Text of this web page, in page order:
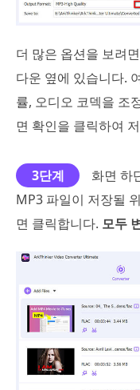
더 많은 옵션을 보려
다운 옆에 있습니다.
률, 오디오 코덱을 조
면 확인을 클릭하여
3단계
화면 하
MP3 파일이 저장될
면 클릭합니다. 모두